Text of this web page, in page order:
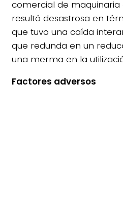
comercial de maquinaria
resultó desastrosa en
que tuvo una caída
que redunda en un
una merma en la
Factores adversos